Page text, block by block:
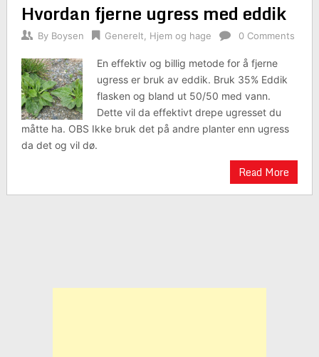
Hvordan fjerne ugress med eddik
By Boysen Generelt Hjem og hage 0 Comments
En effektiv og billig metode for å fjerne
ugress er bruk av eddik. Bruk 35% Eddik
flasken og bland ut 50/50 med vann.
Dette vil da effektivt drepe ugresset du
måtte ha. OBS Ikke bruk det på andre planter enn ugress
da det og vil dø.
Read More